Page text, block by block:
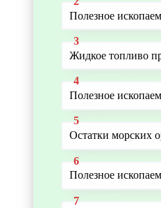
Полезное
Жидкое топливо
Полезное
Остатки морских
Полезное